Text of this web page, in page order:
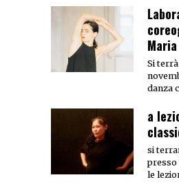
Si
danza
a
si
presso
le